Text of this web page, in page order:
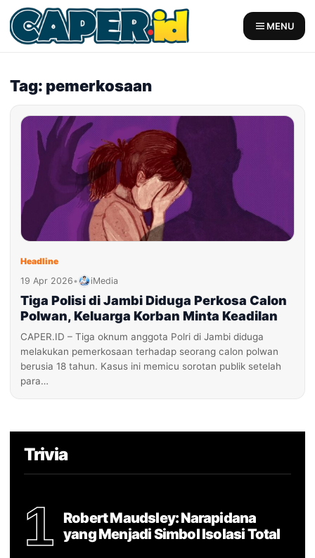
Skip
to
content
MENU
Tag: pemerkosaan
Headline
19 Apr 2026• iMedia
Tiga Polisi di Jambi Diduga Perkosa Calon
Polwan, Keluarga Korban Minta Keadilan
CAPER.ID – Tiga oknum anggota Polri di Jambi diduga
melakukan pemerkosaan terhadap seorang calon polwan
berusia 18 tahun. Kasus ini memicu sorotan publik setelah
para…
Trivia
1
Robert Maudsley: Narapidana
yang Menjadi Simbol Isolasi Total